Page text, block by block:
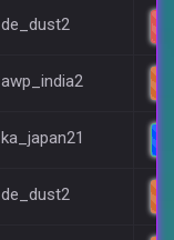
de_dust2
awp_india2
ka_japan21
de_dust2